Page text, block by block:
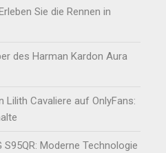
Sie die Rennen in
des Harman Kardon Aura
Lilith Cavaliere auf OnlyFans:
S95QR: Moderne Technologie